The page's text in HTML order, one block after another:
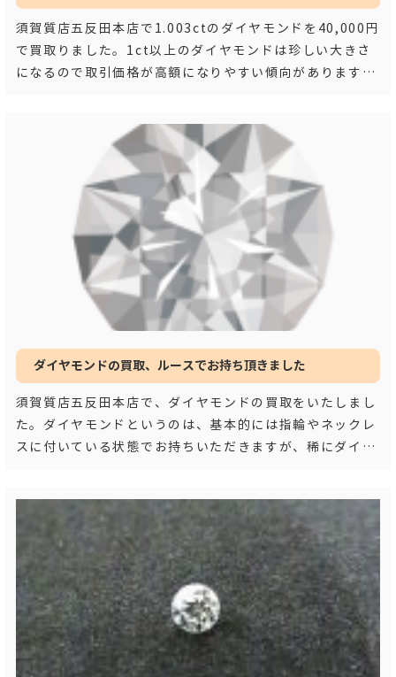
須賀質店五反田本店で1.003ctのダイヤモンドを40,000円
で買取りました。1ct以上のダイヤモンドは珍しい大きさ
になるので取引価格が高額になりやすい傾向があります。
ダイヤモンドの買取、ルースでお持ち頂きました
須賀質店五反田本店で、ダイヤモンドの買取をいたしまし
た。ダイヤモンドというのは、基本的には指輪やネックレ
スに付いている状態でお持ちいただきますが、稀にダイヤ